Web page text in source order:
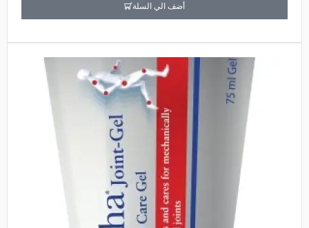
أضف الي السلة